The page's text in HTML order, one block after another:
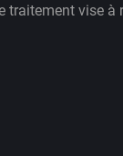
vise à